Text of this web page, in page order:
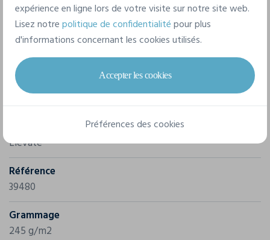
performances globales. Rehaussez vos vêtements de
sport avec la veste polaire Mani à fermeture éclair
intégrale.
Caractéristiques
Elevate
Référence
39480
Grammage
245 g/m2
expérience en ligne lors de votre visite sur notre site web.
Lisez notrepolitique de confidentialitépour plus
d'informations concernant les cookies utilisés.
Accepter les cookies
Préférences des cookies